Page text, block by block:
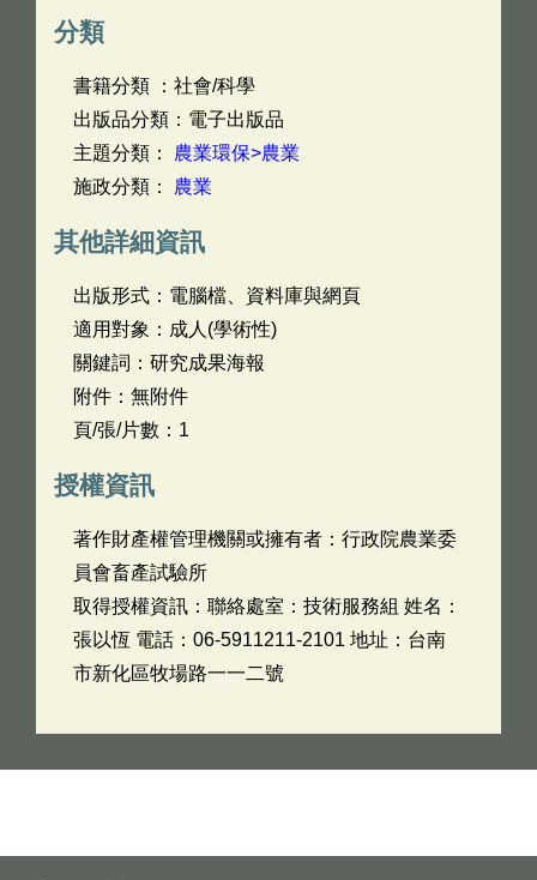
分類
書籍分類 ：社會/科學
出版品分類：電子出版品
主題分類： 農業環保>農業
施政分類： 農業
其他詳細資訊
出版形式：電腦檔、資料庫與網頁
適用對象：成人(學術性)
關鍵詞：研究成果海報
附件：無附件
頁/張/片數：1
授權資訊
著作財產權管理機關或擁有者：行政院農業委
員會畜產試驗所
取得授權資訊：聯絡處室：技術服務組 姓名：
張以恆 電話：06-5911211-2101 地址：台南
市新化區牧場路一一二號